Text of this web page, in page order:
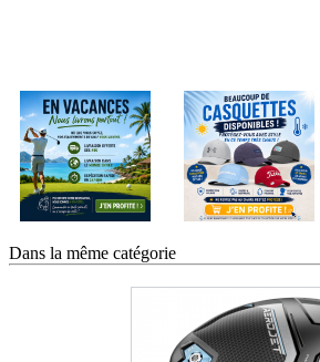
Dans la même catégorie